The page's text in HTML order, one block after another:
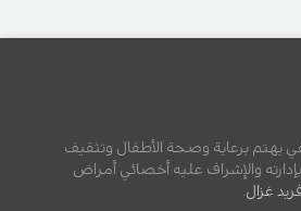
يهتم برعاية وصحة الأطفال وتثقيف
والإشراف عليه أخصائي أمراض
غزال.